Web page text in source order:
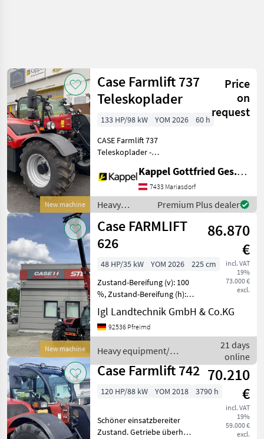
New machine
Case Farmlift 737
Teleskoplader
Price
on
request
133 HP/98 kW YOM 2026
60 h
CASE Farmlift 737
Teleskoplader -
7 m - Hubkraft: 3.700 kg -
Motor: 4-Zylinder FBT
Motor mit 133 PS, Stufe V -
Getriebe: Powershift 6x
Kappel Gottfried Ges.m.b.H.
7433 Mariasdorf
Heavy
equipment/
construction
machines /
Case IH
Premium Plus dealer
New machine
Case FARMLIFT
626
86.870
€
incl. VAT
19%
73.000 €
excl.
48 HP/35 kW YOM 2026
225 cm
Zustand-Bereifung (v): 100
%, Zustand-Bereifung (h):
100 %, Geschwindigkeit: 30
km/h, Tragkraft: 2600 kg,
Hubhöhe: 600 cm,
Arbeitsschein
Igl Landtechnik GmbH & Co.KG
92536 Pfreimd
Heavy equipment/
construction machines /
Case IH
21 days
online
Case Farmlift 742 70.210
€
incl. VAT
19%
59.000 €
excl.
120 HP/88 kW YOM 2018 3790 h
Schöner einsatzbereiter
Zustand. Getriebe überholt.